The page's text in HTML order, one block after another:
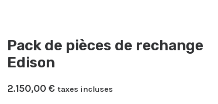
Pack de pièces de rechange
Edison
2.150,00 € taxes incluses